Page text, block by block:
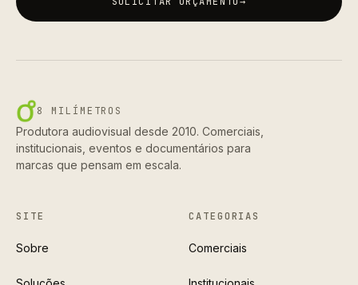
8 MILÍMETROS
Produtora audiovisual desde 2010. Comerciais,
institucionais, eventos e documentários para
marcas que pensam em escala.
SITE
Sobre
CATEGORIAS
Comerciais